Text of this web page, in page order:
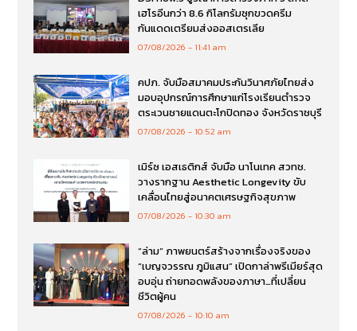
เฮโรอีนกว่า 8.6 กิโลกรัมซุกขวดครีม
กันแดดเตรียมส่งออสเตรเลีย
07/08/2026 11:41 am
คปภ. จับมือสมาคมประกันวินาศภัยไทยส่ง
มอบอุปกรณ์การศึกษาแก่โรงเรียนตำรวจ
ตระเวนชายแดนตะโกปิดทอง จังหวัดราชบุรี
07/08/2026 10:52 am
เมิร์ซ เอสเธติกส์ จับมือ นาโนเทค สวทช.
วางรากฐาน Aesthetic Longevity ขับ
เคลื่อนไทยสู่อนาคตเศรษฐกิจสุขภาพ
07/08/2026 10:30 am
“ล่าม” ภาพยนตร์สร้างจากเรื่องจริงของ
“เบญจวรรณ ภูมิแสน” เปิดกาล่าพรีเมียร์สุด
อบอุ่น ถ่ายทอดพลังของภาษา…ที่เปลี่ยน
ชีวิตผู้คน
07/08/2026 10:10 am